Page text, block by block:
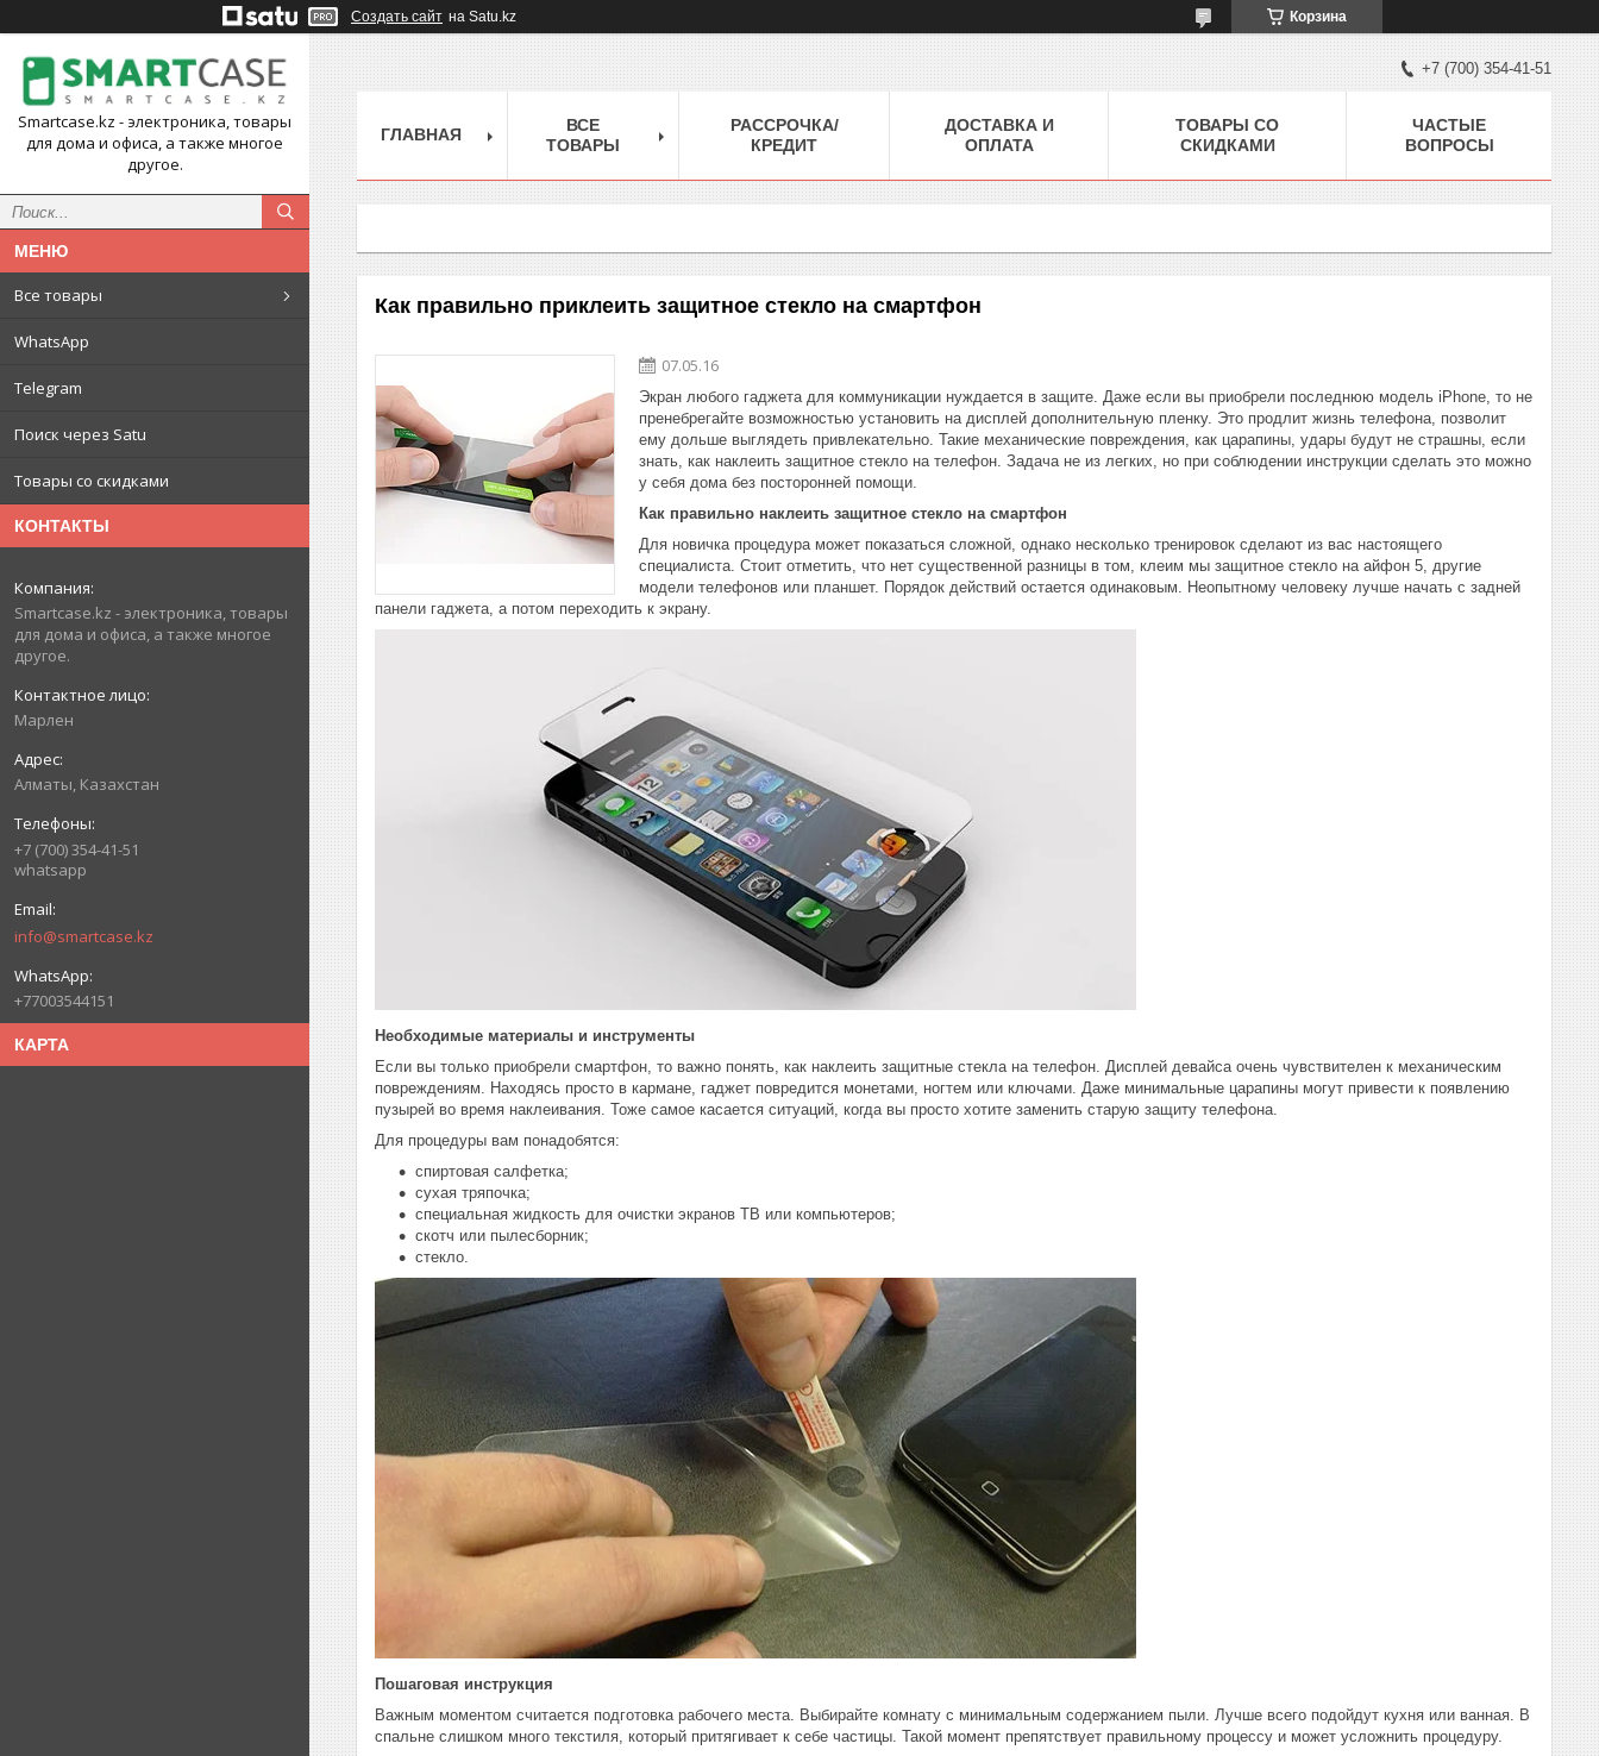
Создать сайт на Satu.kz Корзина
Smartcase.kz - электроника, товары
для дома и офиса, а также многое
другое.
Все товары
WhatsApp
Telegram
Поиск через Satu
Товары со скидками
КОНТАКТЫ
Smartcase.kz - электроника, товары
для дома и офиса, а также многое
другое.
Марлен
Алматы, Казахстан
+7 (700) 354-41-51
whatsapp
info@smartcase.kz
+77003544151
КАРТА
+7 (700) 354-41-51
ГЛАВНАЯ
ВСЕ
ТОВАРЫ
РАССРОЧКА/
КРЕДИТ
ДОСТАВКА И
ОПЛАТА
ТОВАРЫ СО
СКИДКАМИ
ЧАСТЫЕ
ВОПРОСЫ
Как правильно приклеить защитное стекло на смартфон
07.05.16
Экран любого гаджета для коммуникации нуждается в защите. Даже если вы приобрели последнюю модель iPhone, то не
пренебрегайте возможностью установить на дисплей дополнительную пленку. Это продлит жизнь телефона, позволит
ему дольше выглядеть привлекательно. Такие механические повреждения, как царапины, удары будут не страшны, если
знать, как наклеить защитное стекло на телефон. Задача не из легких, но при соблюдении инструкции сделать это можно
у себя дома без посторонней помощи.
Как правильно наклеить защитное стекло на смартфон
Для новичка процедура может показаться сложной, однако несколько тренировок сделают из вас настоящего
специалиста. Стоит отметить, что нет существенной разницы в том, клеим мы защитное стекло на айфон 5, другие
модели телефонов или планшет. Порядок действий остается одинаковым. Неопытному человеку лучше начать с задней
панели гаджета, а потом переходить к экрану.
Необходимые материалы и инструменты
Если вы только приобрели смартфон, то важно понять, как наклеить защитные стекла на телефон. Дисплей девайса очень чувствителен к механическим
повреждениям. Находясь просто в кармане, гаджет повредится монетами, ногтем или ключами. Даже минимальные царапины могут привести к появлению
пузырей во время наклеивания. Тоже самое касается ситуаций, когда вы просто хотите заменить старую защиту телефона.
Для процедуры вам понадобятся:
спиртовая салфетка;
сухая тряпочка;
специальная жидкость для очистки экранов ТВ или компьютеров;
скотч или пылесборник;
стекло.
Пошаговая инструкция
Важным моментом считается подготовка рабочего места. Выбирайте комнату с минимальным содержанием пыли. Лучше всего подойдут кухня или ванная. В
спальне слишком много текстиля, который притягивает к себе частицы. Такой момент препятствует правильному процессу и может усложнить процедуру.